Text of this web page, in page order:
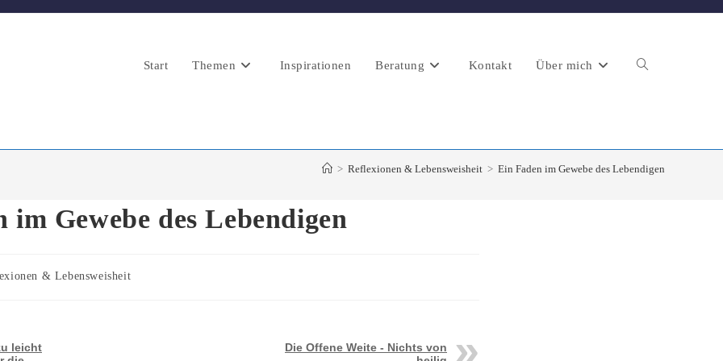
Start Themen Inspirationen Beratung Kontakt Über mich Website-
Suche
> Reflexionen & Lebensweisheit > Ein Faden im Gewebe des Lebendigen
im Gewebe des Lebendigen
& Lebensweisheit
leicht
Die Offene Weite - Nichts von